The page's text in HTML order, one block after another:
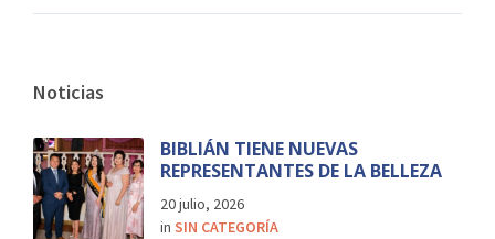
Noticias
BIBLIÁN TIENE NUEVAS
REPRESENTANTES DE LA BELLEZA
20 julio, 2026
in SIN CATEGORÍA